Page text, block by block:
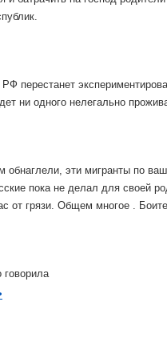
перестанет
ни одного нелегально
обнаглели, эти мигранты по
пока не делал для своей
от грязи. Общем многое .
говорила